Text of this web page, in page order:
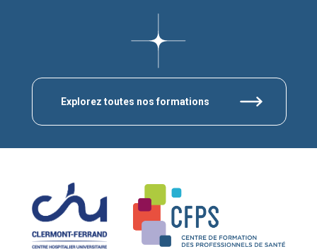
Explorez toutes nos formations